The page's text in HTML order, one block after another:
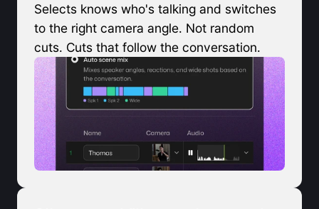
Selects knows who's talking and switches
to the right camera angle. Not random
cuts. Cuts that follow the conversation.